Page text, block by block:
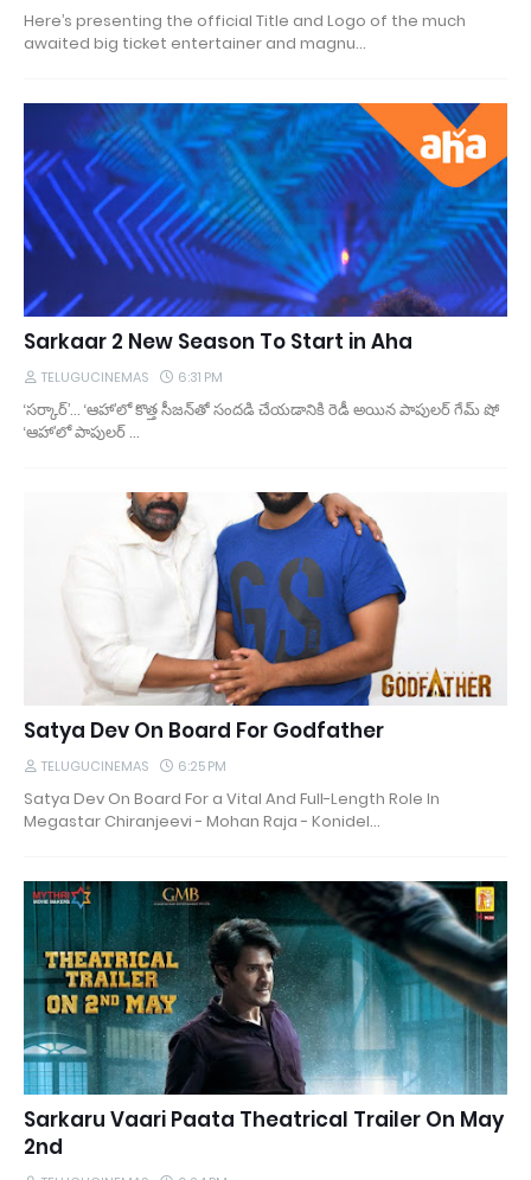
Here’s presenting the official Title and Logo of the much
awaited big ticket entertainer and magnu…
Sarkaar 2 New Season To Start in Aha
TELUGUCINEMAS 6:31 PM
‘సర్కార్’... ‘ఆహా’లో కొత్త సీజన్‌తో సంద‌డి చేయ‌డానికి రెడీ అయిన పాపుల‌ర్ గేమ్ షో
‘ఆహా’లో పాపుల‌ర్ …
Satya Dev On Board For Godfather
TELUGUCINEMAS 6:25 PM
Satya Dev On Board For a Vital And Full-Length Role In
Megastar Chiranjeevi - Mohan Raja - Konidel…
Sarkaru Vaari Paata Theatrical Trailer On May
2nd